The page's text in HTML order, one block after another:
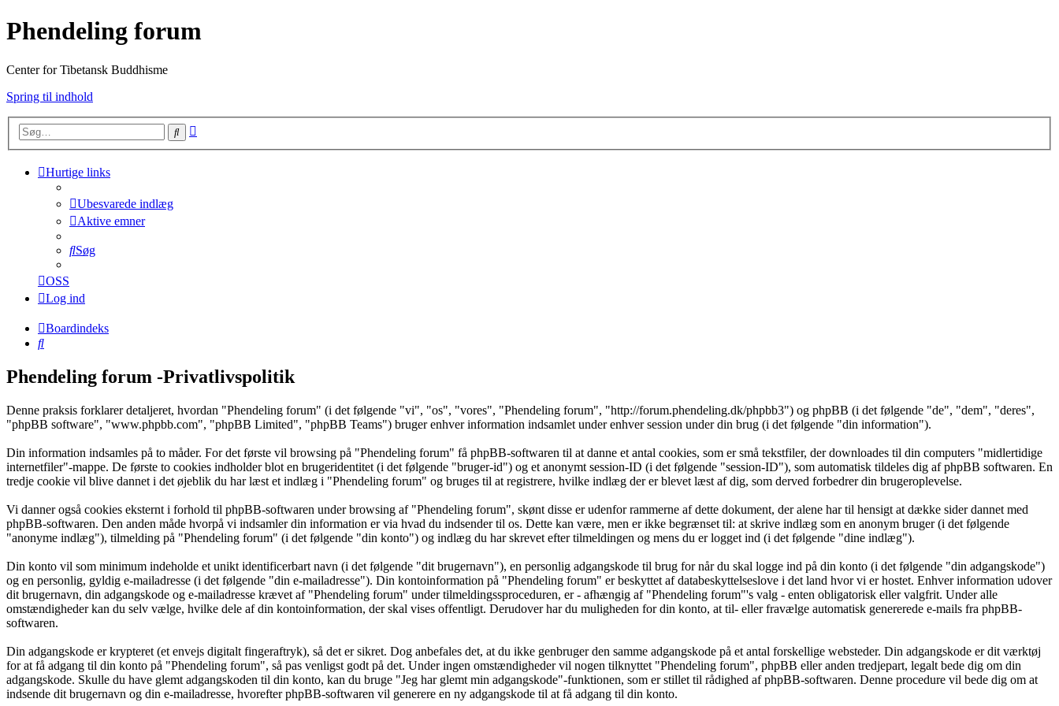
Phendeling forum
Center for Tibetansk Buddhisme
Spring til indhold
Søg
Hurtige links
Ubesvarede indlæg
Aktive emner
Søg
OSS
Log ind
Boardindeks
Søg
Phendeling forum -Privatlivspolitik
Denne praksis forklarer detaljeret, hvordan "Phendeling forum" (i det følgende "vi", "os", "vores", "Phendeling forum", "http://forum.phendeling.dk/phpbb3") og phpBB (i det følgende "de", "dem", "deres",
"phpBB software", "www.phpbb.com", "phpBB Limited", "phpBB Teams") bruger enhver information indsamlet under enhver session under din brug (i det følgende "din information").
Din information indsamles på to måder. For det første vil browsing på "Phendeling forum" få phpBB-softwaren til at danne et antal cookies, som er små tekstfiler, der downloades til din computers "midlertidige
internetfiler"-mappe. De første to cookies indholder blot en brugeridentitet (i det følgende "bruger-id") og et anonymt session-ID (i det følgende "session-ID"), som automatisk tildeles dig af phpBB softwaren. En
tredje cookie vil blive dannet i det øjeblik du har læst et indlæg i "Phendeling forum" og bruges til at registrere, hvilke indlæg der er blevet læst af dig, som derved forbedrer din brugeroplevelse.
Vi danner også cookies eksternt i forhold til phpBB-softwaren under browsing af "Phendeling forum", skønt disse er udenfor rammerne af dette dokument, der alene har til hensigt at dække sider dannet med
phpBB-softwaren. Den anden måde hvorpå vi indsamler din information er via hvad du indsender til os. Dette kan være, men er ikke begrænset til: at skrive indlæg som en anonym bruger (i det følgende
"anonyme indlæg"), tilmelding på "Phendeling forum" (i det følgende "din konto") og indlæg du har skrevet efter tilmeldingen og mens du er logget ind (i det følgende "dine indlæg").
Din konto vil som minimum indeholde et unikt identificerbart navn (i det følgende "dit brugernavn"), en personlig adgangskode til brug for når du skal logge ind på din konto (i det følgende "din adgangskode")
og en personlig, gyldig e-mailadresse (i det følgende "din e-mailadresse"). Din kontoinformation på "Phendeling forum" er beskyttet af databeskyttelseslove i det land hvor vi er hostet. Enhver information udover
dit brugernavn, din adgangskode og e-mailadresse krævet af "Phendeling forum" under tilmeldingssproceduren, er - afhængig af "Phendeling forum"'s valg - enten obligatorisk eller valgfrit. Under alle
omstændigheder kan du selv vælge, hvilke dele af din kontoinformation, der skal vises offentligt. Derudover har du muligheden for din konto, at til- eller fravælge automatisk genererede e-mails fra phpBB-
softwaren.
Din adgangskode er krypteret (et envejs digitalt fingeraftryk), så det er sikret. Dog anbefales det, at du ikke genbruger den samme adgangskode på et antal forskellige websteder. Din adgangskode er dit værktøj
for at få adgang til din konto på "Phendeling forum", så pas venligst godt på det. Under ingen omstændigheder vil nogen tilknyttet "Phendeling forum", phpBB eller anden tredjepart, legalt bede dig om din
adgangskode. Skulle du have glemt adgangskoden til din konto, kan du bruge "Jeg har glemt min adgangskode"-funktionen, som er stillet til rådighed af phpBB-softwaren. Denne procedure vil bede dig om at
indsende dit brugernavn og din e-mailadresse, hvorefter phpBB-softwaren vil generere en ny adgangskode til at få adgang til din konto.